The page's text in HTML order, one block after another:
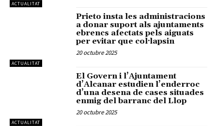
ACTUALITAT
ACTUALITAT
Prieto insta les administracions
a donar suport als ajuntaments
ebrencs afectats pels aiguats
per evitar que col·lapsin
20 octubre 2025
ACTUALITAT
El Govern i l’Ajuntament
d’Alcanar estudien l’enderroc
d’una desena de cases situades
enmig del barranc del Llop
20 octubre 2025